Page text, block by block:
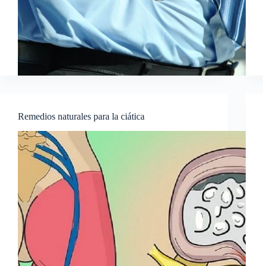
Remedios naturales para la ciática